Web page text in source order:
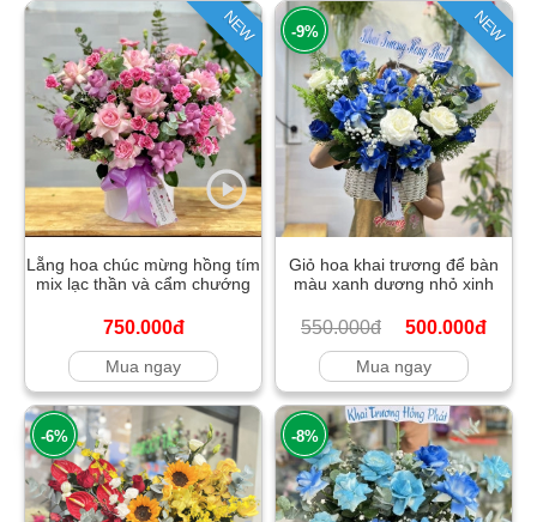
NEW
Lẵng hoa chúc mừng hồng tím
mix lạc thần và cẩm chướng
750.000đ
Mua ngay
NEW
-9%
Giỏ hoa khai trương để bàn
màu xanh dương nhỏ xinh
550.000đ 500.000đ
Mua ngay
-6% -8%